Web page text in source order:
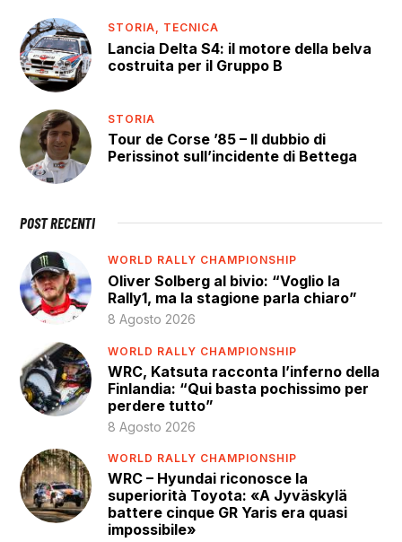
STORIA, TECNICA
Lancia Delta S4: il motore della belva
costruita per il Gruppo B
STORIA
Tour de Corse ’85 – Il dubbio di
Perissinot sull’incidente di Bettega
POST RECENTI
WORLD RALLY CHAMPIONSHIP
Oliver Solberg al bivio: “Voglio la
Rally1, ma la stagione parla chiaro”
8 Agosto 2026
WORLD RALLY CHAMPIONSHIP
WRC, Katsuta racconta l’inferno della
Finlandia: “Qui basta pochissimo per
perdere tutto”
8 Agosto 2026
WORLD RALLY CHAMPIONSHIP
WRC – Hyundai riconosce la
superiorità Toyota: «A Jyväskylä
battere cinque GR Yaris era quasi
impossibile»